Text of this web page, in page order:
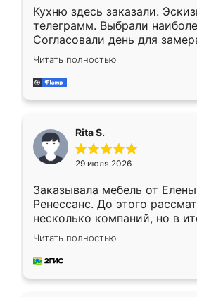
Кухню здесь заказали.
телеграмм. Выбрали
Согласовали день для
недели кухня была уже
довольны работой. Спасибо
мебель за качественную
Читать полностью
Rita S.
29 июля 2026
Заказывала мебель от
Ренессанс. До этого
несколько компаний, но в
эту. Сначала обговорили
приехал замерщик, всё
и снял размеры. Изготовили
Читать полностью